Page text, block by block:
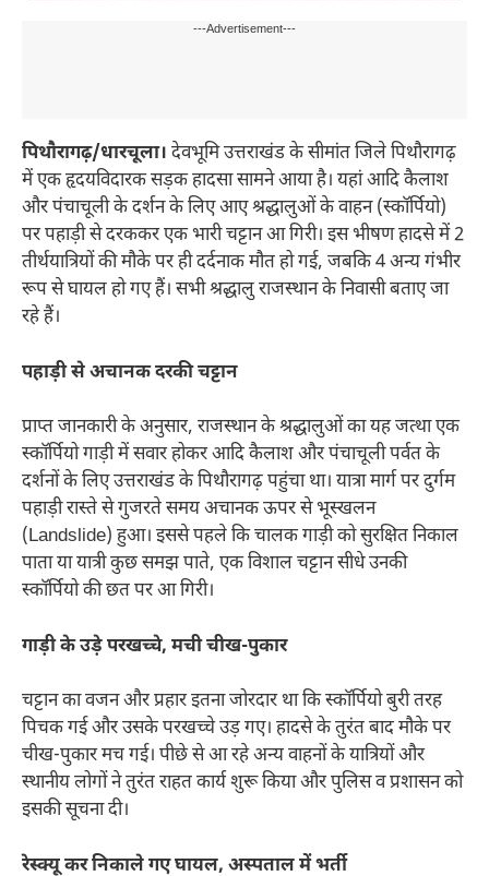
---Advertisement---
पिथौरागढ़/धारचूला। देवभूमि उत्तराखंड के सीमांत जिले पिथौरागढ़
में एक हृदयविदारक सड़क हादसा सामने आया है। यहां आदि कैलाश
और पंचाचूली के दर्शन के लिए आए श्रद्धालुओं के वाहन (स्कॉर्पियो)
पर पहाड़ी से दरककर एक भारी चट्टान आ गिरी। इस भीषण हादसे में 2
तीर्थयात्रियों की मौके पर ही दर्दनाक मौत हो गई, जबकि 4 अन्य गंभीर
रूप से घायल हो गए हैं। सभी श्रद्धालु राजस्थान के निवासी बताए जा
रहे हैं।
पहाड़ी से अचानक दरकी चट्टान
प्राप्त जानकारी के अनुसार, राजस्थान के श्रद्धालुओं का यह जत्था एक
स्कॉर्पियो गाड़ी में सवार होकर आदि कैलाश और पंचाचूली पर्वत के
दर्शनों के लिए उत्तराखंड के पिथौरागढ़ पहुंचा था। यात्रा मार्ग पर दुर्गम
पहाड़ी रास्ते से गुजरते समय अचानक ऊपर से भूस्खलन
(Landslide) हुआ। इससे पहले कि चालक गाड़ी को सुरक्षित निकाल
पाता या यात्री कुछ समझ पाते, एक विशाल चट्टान सीधे उनकी
स्कॉर्पियो की छत पर आ गिरी।
गाड़ी के उड़े परखच्चे, मची चीख-पुकार
चट्टान का वजन और प्रहार इतना जोरदार था कि स्कॉर्पियो बुरी तरह
पिचक गई और उसके परखच्चे उड़ गए। हादसे के तुरंत बाद मौके पर
चीख-पुकार मच गई। पीछे से आ रहे अन्य वाहनों के यात्रियों और
स्थानीय लोगों ने तुरंत राहत कार्य शुरू किया और पुलिस व प्रशासन को
इसकी सूचना दी।
रेस्क्यू कर निकाले गए घायल, अस्पताल में भर्ती